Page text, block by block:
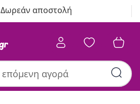
Δωρεάν αποστολή